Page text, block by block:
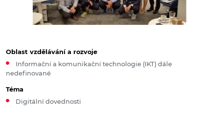
Oblast vzdělávání a rozvoje
Informační a komunikační technologie (IKT) dále
nedefinované
Téma
Digitální dovednosti